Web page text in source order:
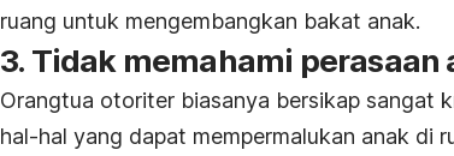
ruang untuk mengembangkan bakat anak.
3. Tidak memahami perasaan
Orangtua otoriter biasanya bersikap sangat
hal-hal yang dapat mempermalukan anak di